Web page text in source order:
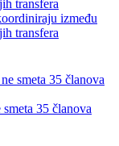
između
transfera
35 članova